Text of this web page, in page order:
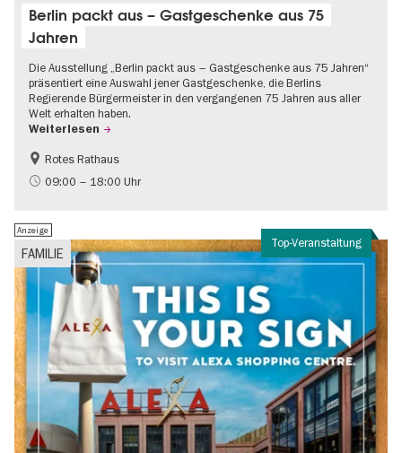
Berlin packt aus – Gastgeschenke aus 75
Jahren
Die Ausstellung „Berlin packt aus – Gastgeschenke aus 75 Jahren“
präsentiert eine Auswahl jener Gastgeschenke, die Berlins
Regierende Bürgermeister in den vergangenen 75 Jahren aus aller
Welt erhalten haben.
Weiterlesen
Geschichte
Gratis
Rotes Rathaus
09:00 – 18:00 Uhr
Top-Veranstaltung
FAMILIE
Anzeige